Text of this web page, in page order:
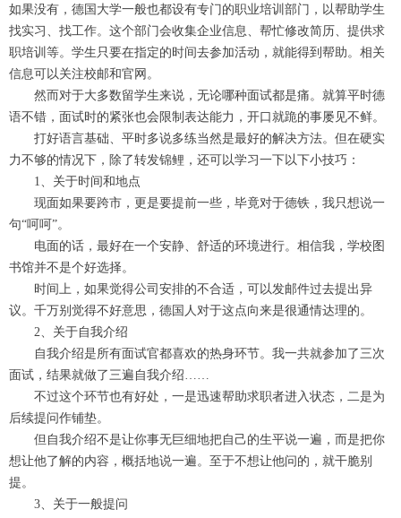
如果没有，德国大学一般也都设有专门的职业培训部门，以帮助学生
找实习、找工作。这个部门会收集企业信息、帮忙修改简历、提供求
职培训等。学生只要在指定的时间去参加活动，就能得到帮助。相关
信息可以关注校邮和官网。
然而对于大多数留学生来说，无论哪种面试都是痛。就算平时德
语不错，面试时的紧张也会限制表达能力，开口就跪的事屡见不鲜。
打好语言基础、平时多说多练当然是最好的解决方法。但在硬实
力不够的情况下，除了转发锦鲤，还可以学习一下以下小技巧：
1、关于时间和地点
现面如果要跨市，更是要提前一些，毕竟对于德铁，我只想说一
句“呵呵”。
电面的话，最好在一个安静、舒适的环境进行。相信我，学校图
书馆并不是个好选择。
时间上，如果觉得公司安排的不合适，可以发邮件过去提出异
议。千万别觉得不好意思，德国人对于这点向来是很通情达理的。
2、关于自我介绍
自我介绍是所有面试官都喜欢的热身环节。我一共就参加了三次
面试，结果就做了三遍自我介绍……
不过这个环节也有好处，一是迅速帮助求职者进入状态，二是为
后续提问作铺垫。
但自我介绍不是让你事无巨细地把自己的生平说一遍，而是把你
想让他了解的内容，概括地说一遍。至于不想让他问的，就干脆别
提。
3、关于一般提问